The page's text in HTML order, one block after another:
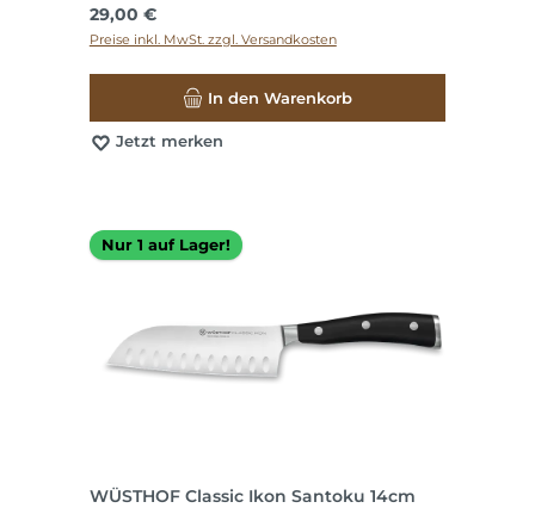
Regulärer Preis:
29,00 €
Preise inkl. MwSt. zzgl. Versandkosten
In den Warenkorb
Jetzt merken
Nur 1 auf Lager!
WÜSTHOF Classic Ikon Santoku 14cm